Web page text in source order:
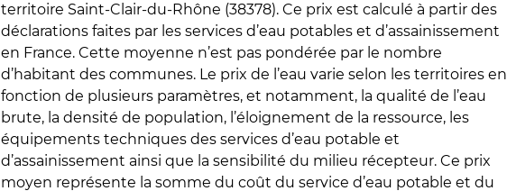
territoire Saint-Clair-du-Rhône (38378). Ce prix est calculé à partir des
déclarations faites par les services d’eau potables et d’assainissement
en France. Cette moyenne n’est pas pondérée par le nombre
d’habitant des communes. Le prix de l’eau varie selon les territoires en
fonction de plusieurs paramètres, et notamment, la qualité de l’eau
brute, la densité de population, l’éloignement de la ressource, les
équipements techniques des services d’eau potable et
d’assainissement ainsi que la sensibilité du milieu récepteur. Ce prix
moyen représente la somme du coût du service d’eau potable et du